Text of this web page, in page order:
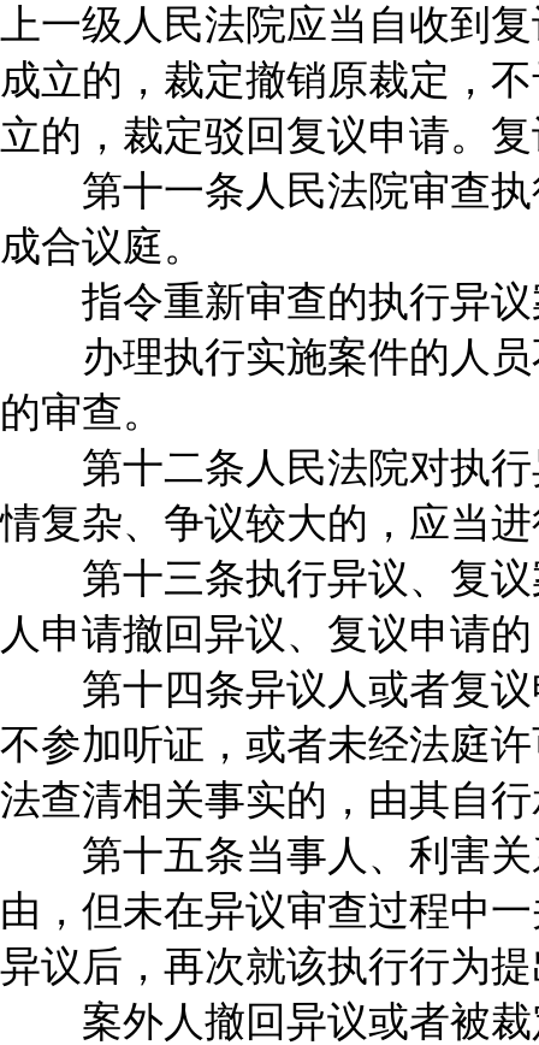
上一级人民法院应当自收到
成立的，裁定撤销原裁定，
立的，裁定驳回复议申请。
第十一条人民法院审查执
成合议庭。
指令重新审查的执行异议
办理执行实施案件的人员
的审查。
第十二条人民法院对执行
情复杂、争议较大的，应当
第十三条执行异议、复议
人申请撤回异议、复议申请
第十四条异议人或者复议
不参加听证，或者未经法庭
法查清相关事实的，由其自
第十五条当事人、利害关
由，但未在异议审查过程中
异议后，再次就该执行行为
案外人撤回异议或者被裁